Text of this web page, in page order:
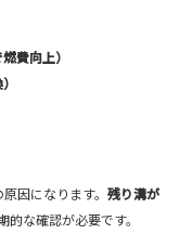
費向上）
因になります。 残り溝が
な確認が必要です。